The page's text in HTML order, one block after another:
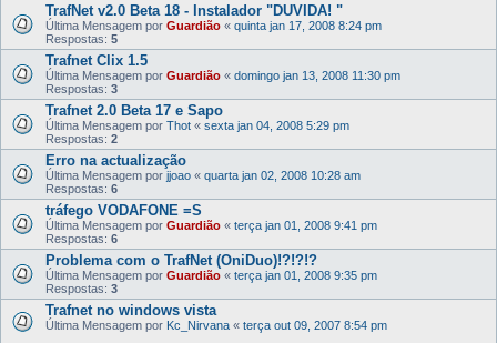
TrafNet v2.0 Beta 18 - Instalador "DUVIDA! "
Última Mensagem por Guardião « quinta jan 17, 2008 8:24 pm
Respostas: 5
Trafnet Clix 1.5
Última Mensagem por Guardião « domingo jan 13, 2008 11:30 pm
Respostas: 3
Trafnet 2.0 Beta 17 e Sapo
Última Mensagem por Thot « sexta jan 04, 2008 5:29 pm
Respostas: 2
Erro na actualização
Última Mensagem por jjoao « quarta jan 02, 2008 10:28 am
Respostas: 6
tráfego VODAFONE =S
Última Mensagem por Guardião « terça jan 01, 2008 9:41 pm
Respostas: 6
Problema com o TrafNet (OniDuo)!?!?!?
Última Mensagem por Guardião « terça jan 01, 2008 9:35 pm
Respostas: 3
Trafnet no windows vista
Última Mensagem por Kc_Nirvana « terça out 09, 2007 8:54 pm